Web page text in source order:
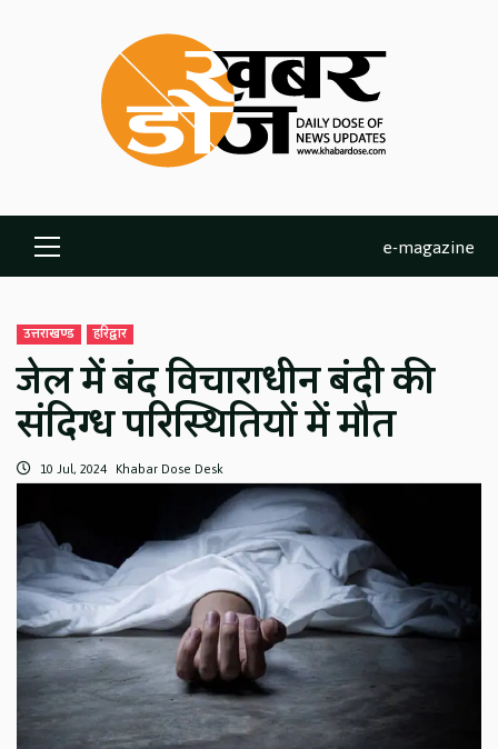
Primary
Menu
e-magazine
उत्तराखण्ड हरिद्वार
जेल में बंद विचाराधीन बंदी की
संदिग्ध परिस्थितियों में मौत
10 Jul, 2024 Khabar Dose Desk